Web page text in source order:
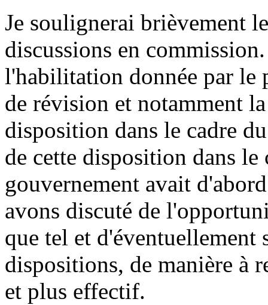
Je soulignerai brièvement
discussions en
l'habilitation donnée par le
de révision et notamment
disposition dans le cadre
de cette disposition dans
gouvernement avait
avons discuté de
que tel et
dispositions, de manière à
et plus effectif.